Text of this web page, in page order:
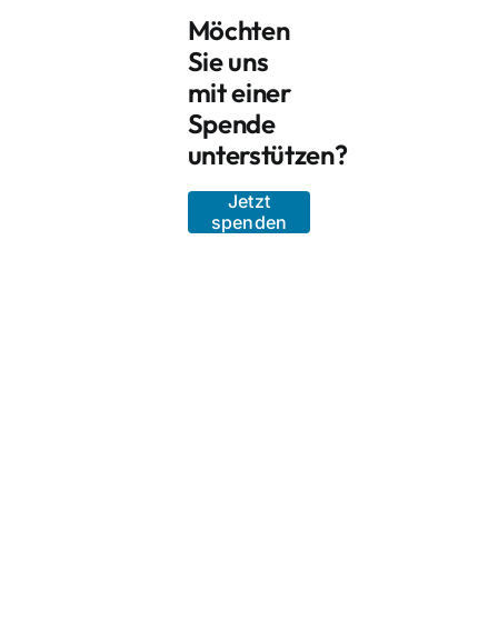
Möchten
Sie uns
mit einer
Spende
unterstützen?
Jetzt
spenden